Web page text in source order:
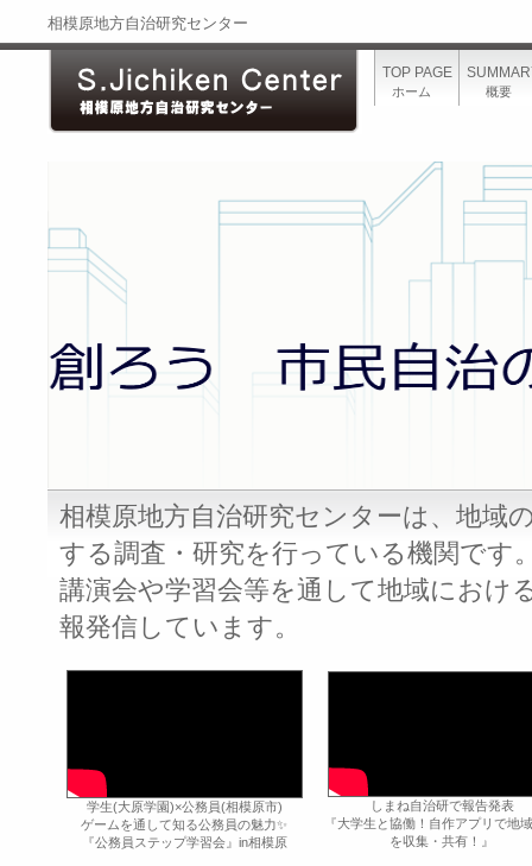
相模原地方自治研究センター
相模原地方自治研究センターは、地域
する調査・研究を行っている機関です
講演会や学習会等を通して地域におけ
報発信しています。
学生(大原学園)×公務員(相模原市)
ゲームを通して知る公務員の魅力✨
『公務員ステップ学習会』in相模原
しまね自治研で報告発表
『大学生と協働！自作アプリで地
を収集・共有！』
TOP PAGE
ホーム 概要